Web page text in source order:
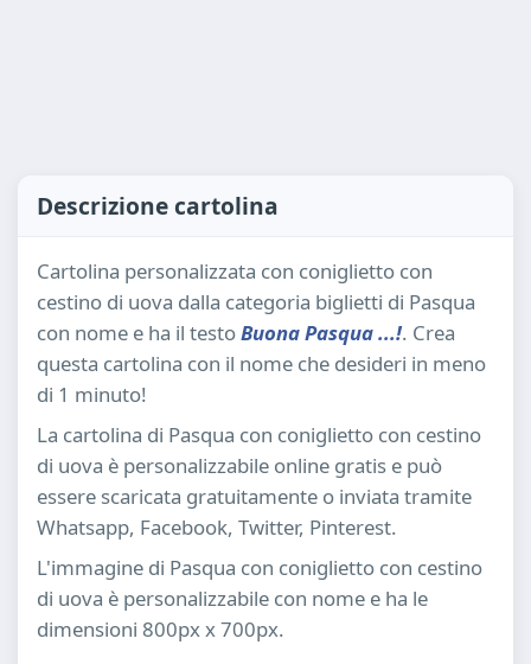
Descrizione cartolina
Cartolina personalizzata con coniglietto con
cestino di uova dalla categoria biglietti di Pasqua
con nome e ha il testoBuona Pasqua ...!. Crea
questa cartolina con il nome che desideri in meno
di 1 minuto!
La cartolina di Pasqua con coniglietto con cestino
di uova è personalizzabile online gratis e può
essere scaricata gratuitamente o inviata tramite
Whatsapp, Facebook, Twitter, Pinterest.
L'immagine di Pasqua con coniglietto con cestino
di uova è personalizzabile con nome e ha le
dimensioni 800px x 700px.